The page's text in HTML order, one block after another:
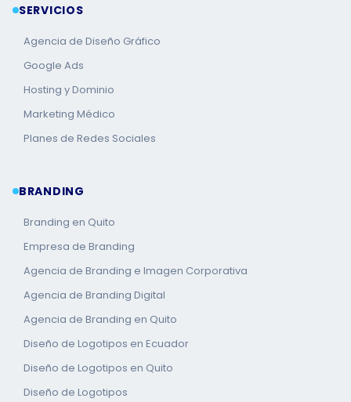
SERVICIOS
Agencia de Diseño Gráfico
Google Ads
Hosting y Dominio
Marketing Médico
Planes de Redes Sociales
BRANDING
Branding en Quito
Empresa de Branding
Agencia de Branding e Imagen Corporativa
Agencia de Branding Digital
Agencia de Branding en Quito
Diseño de Logotipos en Ecuador
Diseño de Logotipos en Quito
Diseño de Logotipos